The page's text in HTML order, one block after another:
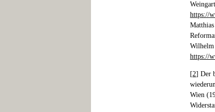
https://
https://
[2] Der
Wien